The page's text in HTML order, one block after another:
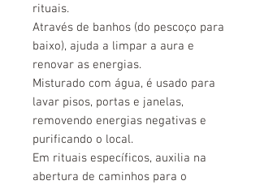
rituais.
Através de banhos (do pescoço para
baixo), ajuda a limpar a aura e
renovar as energias.
Misturado com água, é usado para
lavar pisos, portas e janelas,
removendo energias negativas e
purificando o local.
Em rituais específicos, auxilia na
abertura de caminhos para o